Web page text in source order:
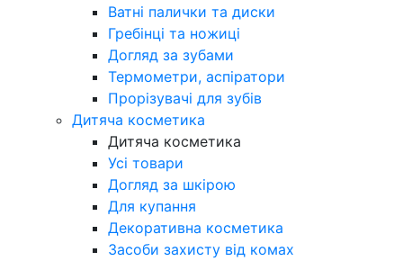
Ватні палички та диски
Гребінці та ножиці
Догляд за зубами
Термометри, аспіратори
Прорізувачі для зубів
Дитяча косметика
Дитяча косметика
Усі товари
Догляд за шкірою
Для купання
Декоративна косметика
Засоби захисту від комах